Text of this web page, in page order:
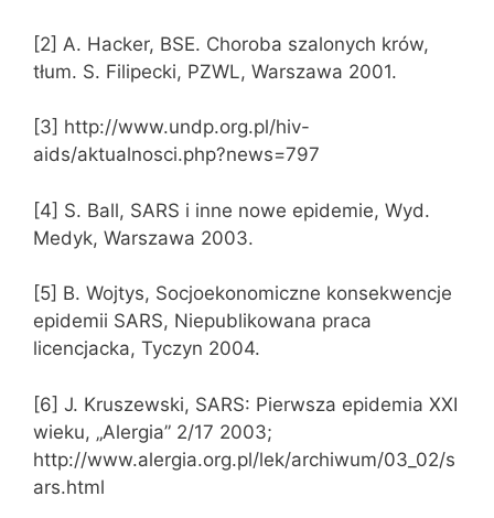
[2] A. Hacker, BSE. Choroba szalonych krów,
tłum. S. Filipecki, PZWL, Warszawa 2001.
[3] http://www.undp.org.pl/hiv-
aids/aktualnosci.php?news=797
[4] S. Ball, SARS i inne nowe epidemie, Wyd.
Medyk, Warszawa 2003.
[5] B. Wojtys, Socjoekonomiczne konsekwencje
epidemii SARS, Niepublikowana praca
licencjacka, Tyczyn 2004.
[6] J. Kruszewski, SARS: Pierwsza epidemia XXI
wieku, „Alergia” 2/17 2003;
http://www.alergia.org.pl/lek/archiwum/03_02/s
ars.html